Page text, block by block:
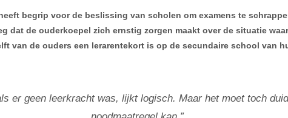
begrip voor de beslissing van scholen om examens te
dat de ouderkoepel zich ernstig zorgen maakt over de situatie
van de ouders een lerarentekort is op de secundaire school van
er geen leerkracht was, lijkt logisch. Maar het moet toch